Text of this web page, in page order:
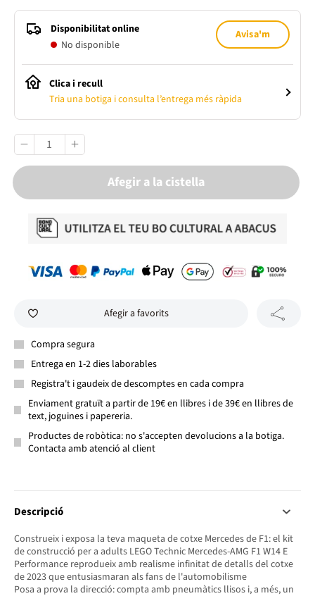
Disponibilitat online
No disponible
Avisa'm
Clica i recull
Tria una botiga i consulta l’entrega més ràpida
Afegir a la cistella
Afegir a favorits
Compra segura
Entrega en 1-2 dies laborables
Registra't i gaudeix de descomptes en cada compra
Enviament gratuït a partir de 19€ en llibres i de 39€ en llibres de
text, joguines i papereria.
Productes de robòtica: no s'accepten devolucions a la botiga.
Contacta amb atenció al client
Descripció
Construeix i exposa la teva maqueta de cotxe Mercedes de F1: el kit
de construcció per a adults LEGO Technic Mercedes-AMG F1 W14 E
Performance reprodueix amb realisme infinitat de detalls del cotxe
de 2023 que entusiasmaran als fans de l'automobilisme
Posa a prova la direcció: compta amb pneumàtics llisos i, a més, un